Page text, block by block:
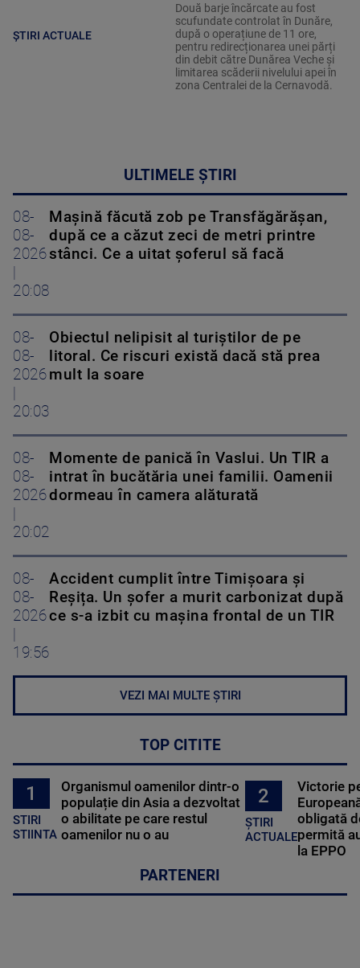
ȘTIRI ACTUALE
Două barje încărcate au fost
scufundate controlat în Dunăre,
după o operațiune de 11 ore,
pentru redirecționarea unei părți
din debit către Dunărea Veche și
limitarea scăderii nivelului apei în
zona Centralei de la Cernavodă.
ULTIMELE ȘTIRI
08-
08-
2026
20:08
Mașină făcută zob pe Transfăgărășan,
după ce a căzut zeci de metri printre
stânci. Ce a uitat șoferul să facă
08-
08-
2026
20:03
Obiectul nelipisit al turiștilor de pe
litoral. Ce riscuri există dacă stă prea
mult la soare
08-
08-
2026
20:02
Momente de panică în Vaslui. Un TIR a
intrat în bucătăria unei familii. Oamenii
dormeau în camera alăturată
08-
08-
2026
19:56
Accident cumplit între Timișoara și
Reșița. Un șofer a murit carbonizat după
ce s-a izbit cu mașina frontal de un TIR
VEZI MAI MULTE ȘTIRI
TOP CITITE
1
STIRI
STIINTA
Organismul oamenilor dintr-o
populație din Asia a dezvoltat
o abilitate pe care restul
oamenilor nu o au
2
ȘTIRI
ACTUALE
Victorie
obligată
permită
la EPPO
PARTENERI